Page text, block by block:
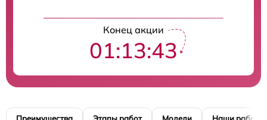
Конец акции
01:13:42
Преимущества Этапы работ Модели Наши работы